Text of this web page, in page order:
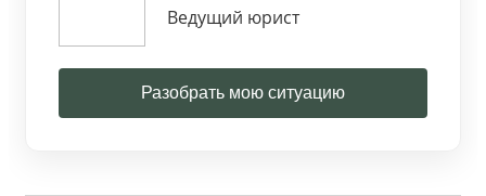
Ведущий юрист
Разобрать мою ситуацию